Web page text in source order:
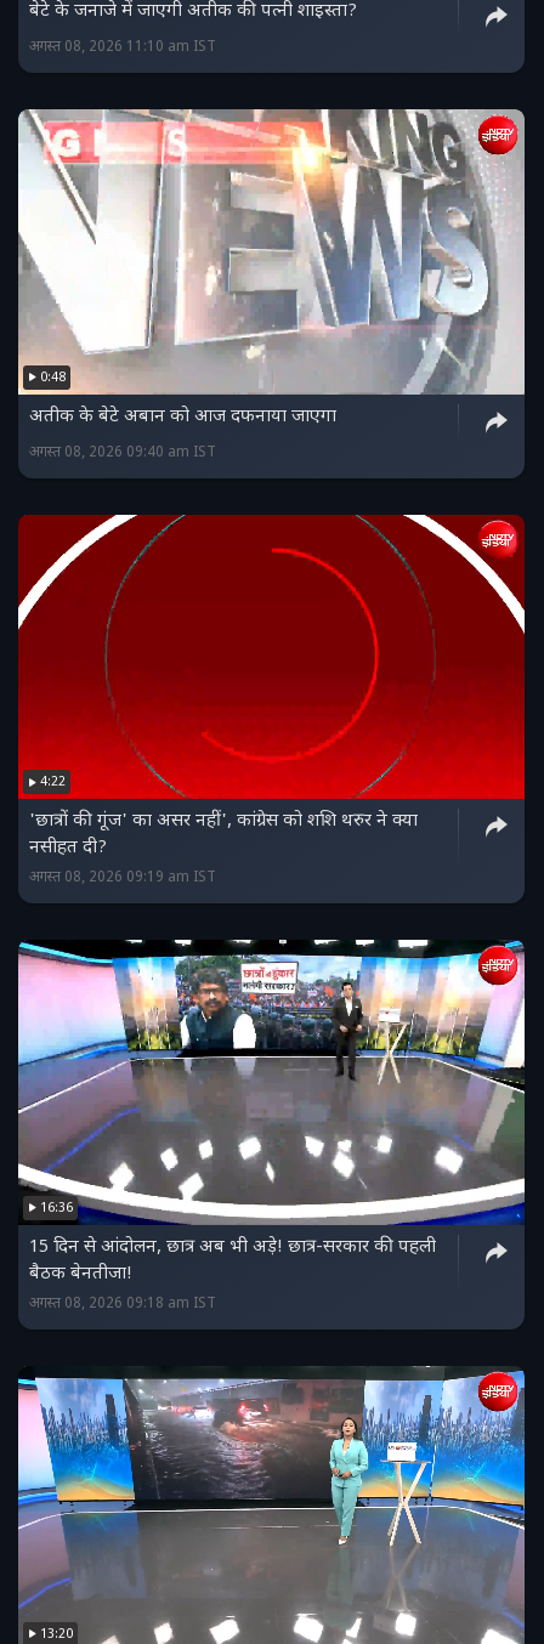
बेटे के जनाजे में जाएगी अतीक की पत्नी शाइस्ता?
अगस्त 08, 2026 11:10 am IST
0:48
अतीक के बेटे अबान को आज दफनाया जाएगा
अगस्त 08, 2026 09:40 am IST
4:22
'छात्रों की गूंज' का असर नहीं', कांग्रेस को शशि थरुर ने क्या
नसीहत दी?
अगस्त 08, 2026 09:19 am IST
16:36
15 दिन से आंदोलन, छात्र अब भी अड़े! छात्र-सरकार की पहली
बैठक बेनतीजा!
अगस्त 08, 2026 09:18 am IST
13:20